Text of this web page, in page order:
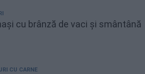
cu brânză de vaci și smântână
CU CARNE